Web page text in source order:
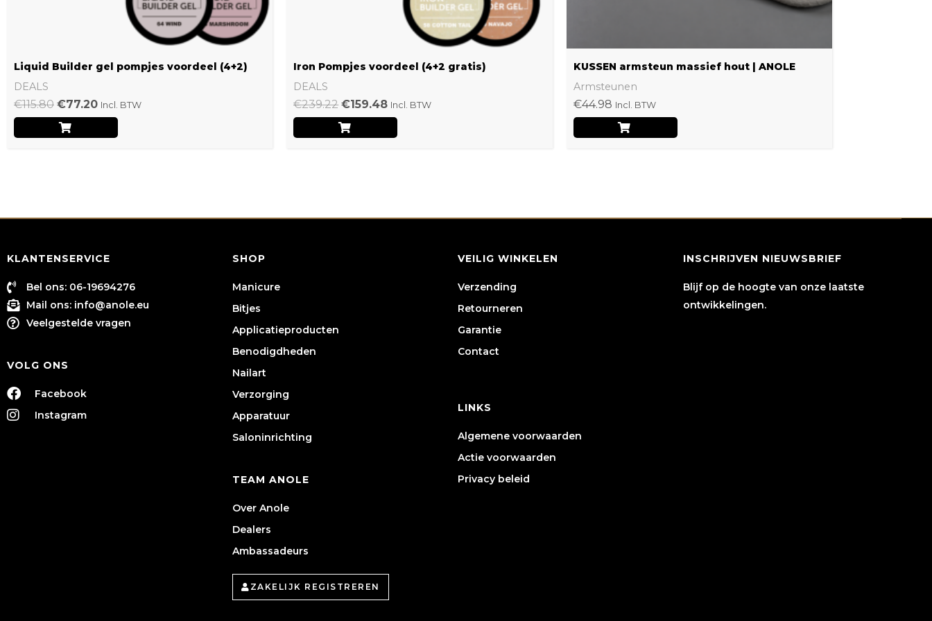
Liquid Builder gel pompjes voordeel (4+2)
DEALS
€115.80 €77.20 Incl. BTW
Iron Pompjes voordeel (4+2 gratis)
DEALS
€239.22 €159.48 Incl. BTW
KUSSEN armsteun massief hout | ANOLE
Armsteunen
€44.98 Incl. BTW
productpagina
KLANTENSERVICE
Bel ons: 06-19694276
Mail ons: info@anole.eu
Veelgestelde vragen
VOLG ONS
Facebook
Instagram
SHOP
Manicure
Bitjes
Applicatieproducten
Benodigdheden
Nailart
Verzorging
Apparatuur
Saloninrichting
TEAM ANOLE
Over Anole
Dealers
Ambassadeurs
ZAKELIJK REGISTREREN
VEILIG WINKELEN
Verzending
Retourneren
Garantie
Contact
LINKS
Algemene voorwaarden
Actie voorwaarden
Privacy beleid
INSCHRIJVEN NIEUWSBRIEF
Blijf op de hoogte van onze laatste
ontwikkelingen.